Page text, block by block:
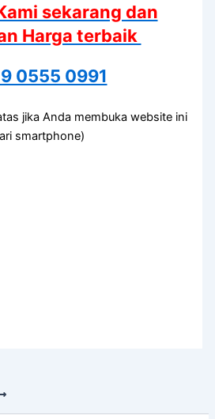
sekarang dan
Harga terbaik
0555 0991
jika Anda membuka website ini
smartphone)